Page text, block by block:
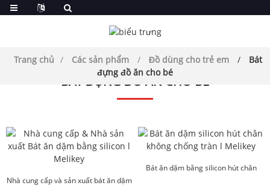
Trang chủ Các sản phẩm Đồ dùng cho trẻ em
Bát
đựng đồ ăn cho bé
BÁT ĐỰNG ĐỒ ĂN CHO BÉ
Nhà cung cấp và sản xuất bát ăn dặm
Bát ăn dặm bằng silicon hút chân